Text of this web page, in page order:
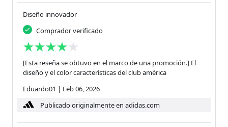
Diseño innovador
Comprador verificado
[Esta reseña se obtuvo en el marco de una promoción.] El
diseño y el color características del club américa
Eduardo01 | Feb 06, 2026
Publicado originalmente en adidas.com